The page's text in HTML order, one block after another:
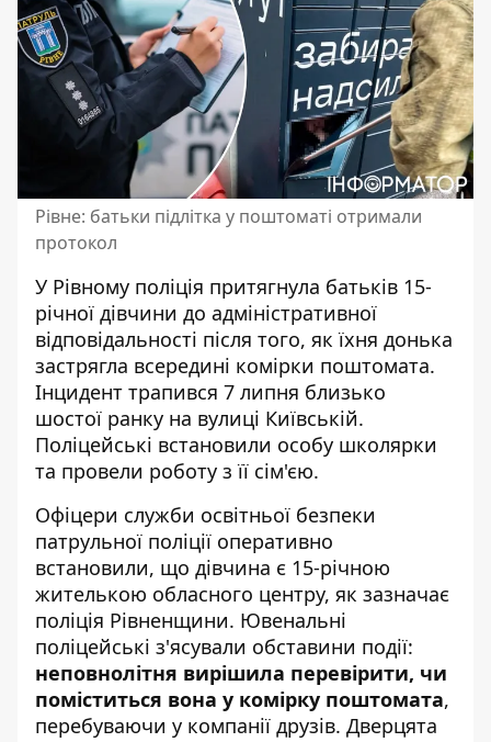
Рівне: батьки підлітка у поштоматі отримали
протокол
У Рівному поліція притягнула батьків 15-
річної дівчини до адміністративної
відповідальності після того, як їхня донька
застрягла всередині комірки поштомата.
Інцидент трапився 7 липня близько
шостої ранку на вулиці Київській.
Поліцейські встановили особу школярки
та провели роботу з її сім'єю.
Офіцери служби освітньої безпеки
патрульної поліції оперативно
встановили, що дівчина є 15-річною
жителькою обласного центру, як зазначає
поліція Рівненщини. Ювенальні
поліцейські з'ясували обставини події:
неповнолітня вирішила перевірити, чи
поміститься вона у комірку поштомата,
перебуваючи у компанії друзів. Дверцята